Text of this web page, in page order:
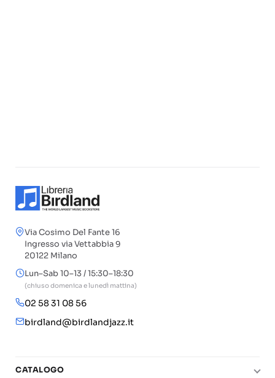
Via Cosimo Del Fante 16
Ingresso via Vettabbia 9
20122 Milano
Lun–Sab 10–13 / 15:30–18:30
(chiuso domenica e lunedì mattina)
02 58 31 08 56
birdland@birdlandjazz.it
CATALOGO